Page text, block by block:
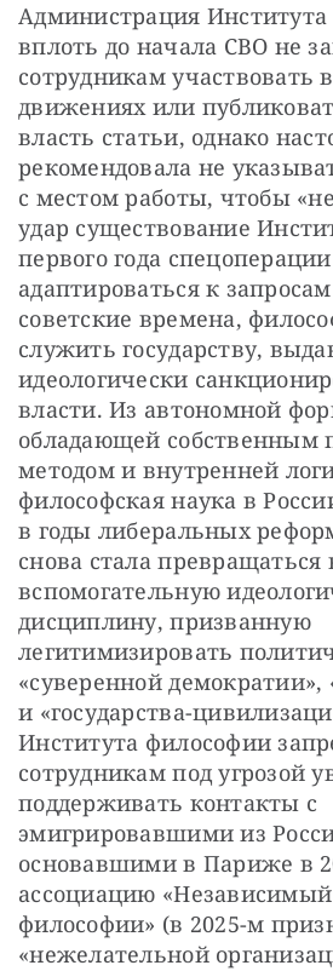
Администрация
вплоть до начала СВО не
сотрудникам участвовать
движениях или
власть статьи, однако
рекомендовала не
с местом работы, чтобы
удар существование
первого года
адаптироваться к
советские времена,
служить государству,
идеологически
власти. Из автономной
обладающей собственным
методом и внутренней
философская наука в
в годы либеральных
снова стала превращаться
вспомогательную
дисциплину, призванную
легитимизировать
«суверенной демократии»,
и «государства-
Института философии
сотрудникам под угрозой
поддерживать контакты с
эмигрировавшими из
основавшими в Париже в
ассоциацию
философии» (в 2025-м
«нежелательной